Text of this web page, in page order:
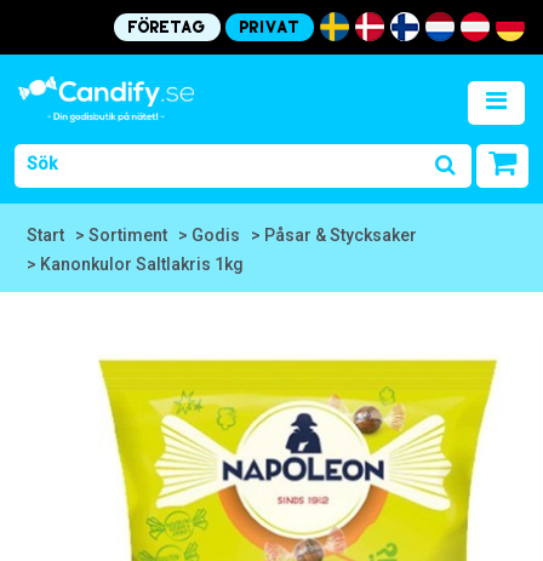
Företag Privat
Start > Sortiment > Godis
> Påsar & Stycksaker
> Kanonkulor Saltlakris 1kg